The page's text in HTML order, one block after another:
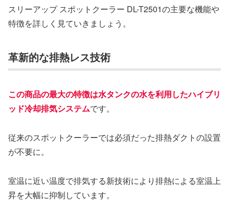
スリーアップ スポットクーラー DL-T2501の主要な機能や
特徴を詳しく見ていきましょう。
革新的な排熱レス技術
この商品の最大の特徴は水タンクの水を利用したハイブリ
ッド冷却排気システムです。
従来のスポットクーラーでは必須だった排熱ダクトの設置
が不要に。
室温に近い温度で排気する新技術により排熱による室温上
昇を大幅に抑制しています。